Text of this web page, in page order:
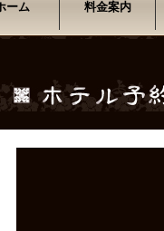
ーム 料金案内